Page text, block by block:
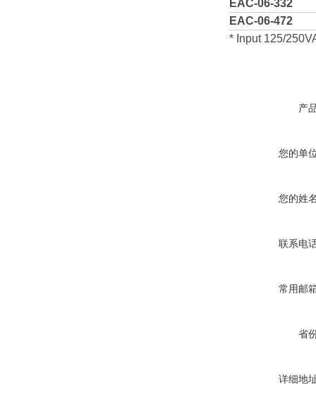
EAC-06-332
EAC-06-472
* Input 125/
产
您的单
您的姓
联系电
常用邮
省
详细地